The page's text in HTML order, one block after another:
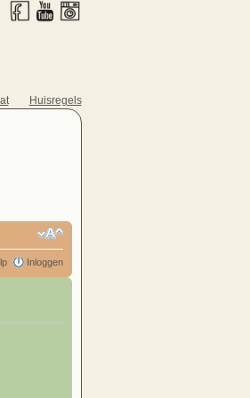
Huisregels
Inloggen